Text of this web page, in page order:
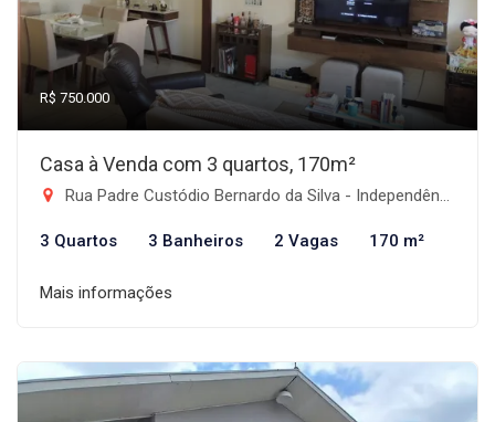
R$ 750.000
Casa à Venda com 3 quartos, 170m²
Rua Padre Custódio Bernardo da Silva - Independência, Taubaté-SP
3 Quartos 3 Banheiros 2 Vagas 170 m²
Mais informações